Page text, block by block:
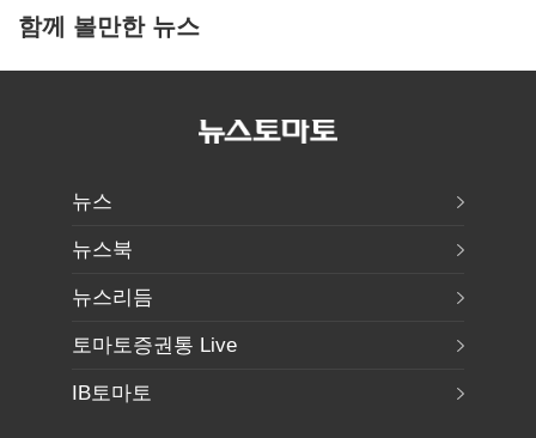
함께 볼만한 뉴스
뉴스
뉴스북
뉴스리듬
토마토증권통 Live
IB토마토